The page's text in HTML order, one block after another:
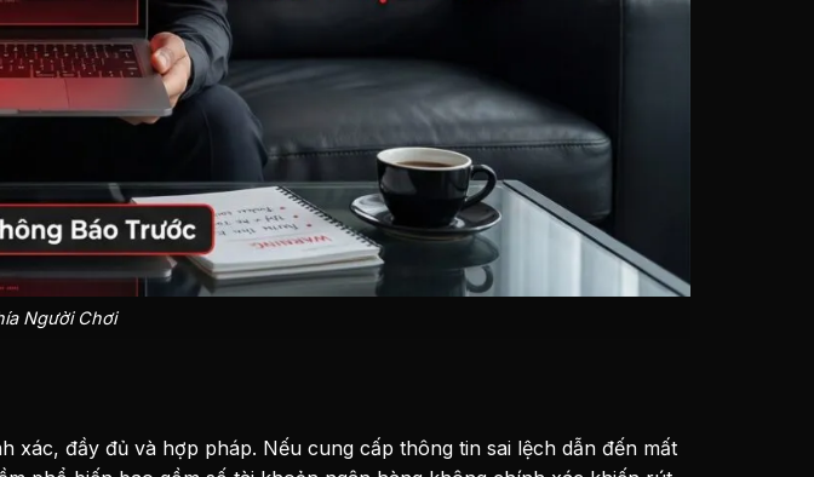
Người Chơi
xác, đầy đủ và hợp pháp. Nếu cung cấp thông tin sai lệch dẫn đến mất